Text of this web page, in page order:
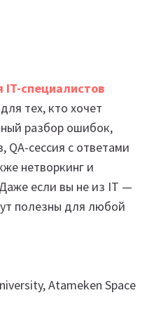
специалистов
тех, кто хочет
разбор ошибок,
QA-сессия с ответами
нетворкинг и
если вы не из IT —
полезны для любой
Atameken Space